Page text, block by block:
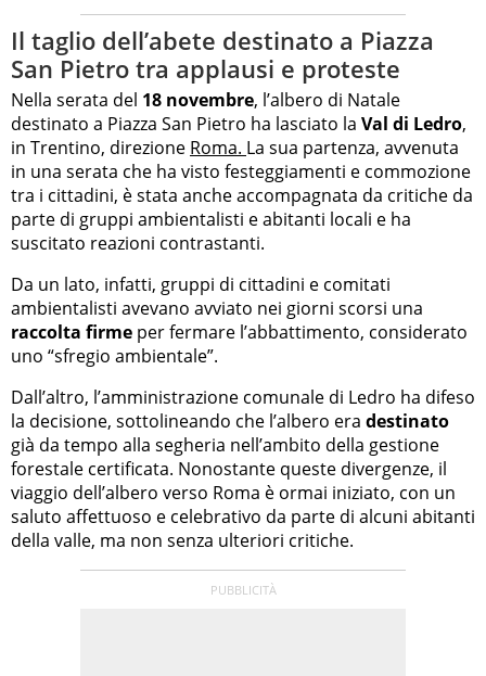
Il taglio dell’abete destinato a Piazza
San Pietro tra applausi e proteste
Nella serata del 18 novembre, l’albero di Natale
destinato a Piazza San Pietro ha lasciato la Val di Ledro,
in Trentino, direzione Roma. La sua partenza, avvenuta
in una serata che ha visto festeggiamenti e commozione
tra i cittadini, è stata anche accompagnata da critiche da
parte di gruppi ambientalisti e abitanti locali e ha
suscitato reazioni contrastanti.
Da un lato, infatti, gruppi di cittadini e comitati
ambientalisti avevano avviato nei giorni scorsi una
raccolta firme per fermare l’abbattimento, considerato
uno “sfregio ambientale”.
Dall’altro, l’amministrazione comunale di Ledro ha difeso
la decisione, sottolineando che l’albero era destinato
già da tempo alla segheria nell’ambito della gestione
forestale certificata. Nonostante queste divergenze, il
viaggio dell’albero verso Roma è ormai iniziato, con un
saluto affettuoso e celebrativo da parte di alcuni abitanti
della valle, ma non senza ulteriori critiche.